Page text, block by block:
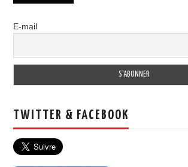
E-mail
TWITTER & FACEBOOK